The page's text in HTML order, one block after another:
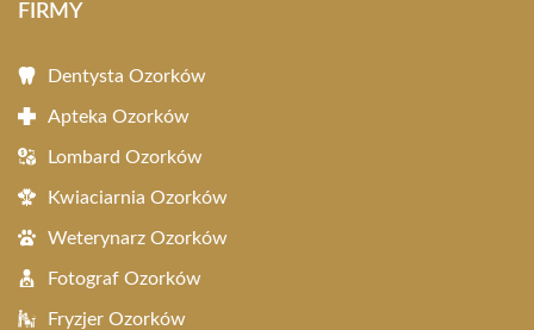
FIRMY
Dentysta Ozorków
Apteka Ozorków
Lombard Ozorków
Kwiaciarnia Ozorków
Weterynarz Ozorków
Fotograf Ozorków
Fryzjer Ozorków